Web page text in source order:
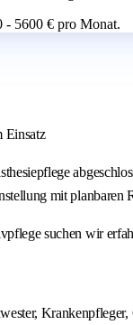
- 5600 € pro Monat.
Einsatz
mit planbaren
suchen wir